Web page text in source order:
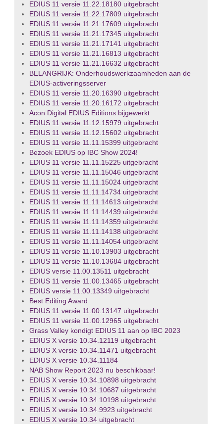
EDIUS 11 versie 11.22.18180 uitgebracht
EDIUS 11 versie 11.22.17809 uitgebracht
EDIUS 11 versie 11.21.17609 uitgebracht
EDIUS 11 versie 11.21.17345 uitgebracht
EDIUS 11 versie 11.21.17141 uitgebracht
EDIUS 11 versie 11.21.16813 uitgebracht
EDIUS 11 versie 11.21.16632 uitgebracht
BELANGRIJK: Onderhoudswerkzaamheden aan de
EDIUS-activeringsserver
EDIUS 11 versie 11.20.16390 uitgebracht
EDIUS 11 versie 11.20.16172 uitgebracht
Acon Digital EDIUS Editions bijgewerkt
EDIUS 11 versie 11.12.15979 uitgebracht
EDIUS 11 versie 11.12.15602 uitgebracht
EDIUS 11 versie 11.11.15399 uitgebracht
Bezoek EDIUS op IBC Show 2024!
EDIUS 11 versie 11.11.15225 uitgebracht
EDIUS 11 versie 11.11.15046 uitgebracht
EDIUS 11 versie 11.11.15024 uitgebracht
EDIUS 11 versie 11.11.14734 uitgebracht
EDIUS 11 versie 11.11.14613 uitgebracht
EDIUS 11 versie 11.11.14439 uitgebracht
EDIUS 11 versie 11.11.14359 uitgebracht
EDIUS 11 versie 11.11.14138 uitgebracht
EDIUS 11 versie 11.11.14054 uitgebracht
EDIUS 11 versie 11.10.13903 uitgebracht
EDIUS 11 versie 11.10.13684 uitgebracht
EDIUS versie 11.00.13511 uitgebracht
EDIUS 11 versie 11.00.13465 uitgebracht
EDIUS versie 11.00.13349 uitgebracht
Best Editing Award
EDIUS 11 versie 11.00.13147 uitgebracht
EDIUS 11 versie 11.00.12965 uitgebracht
Grass Valley kondigt EDIUS 11 aan op IBC 2023
EDIUS X versie 10.34.12119 uitgebracht
EDIUS X versie 10.34.11471 uitgebracht
EDIUS X versie 10.34.11184
NAB Show Report 2023 nu beschikbaar!
EDIUS X versie 10.34.10898 uitgebracht
EDIUS X versie 10.34.10687 uitgebracht
EDIUS X versie 10.34.10198 uitgebracht
EDIUS X versie 10.34.9923 uitgebracht
EDIUS X versie 10.34 uitgebracht